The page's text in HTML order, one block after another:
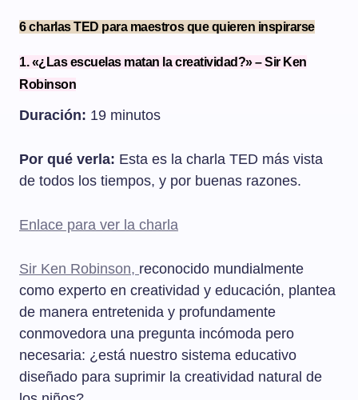
6 charlas TED para maestros que quieren inspirarse
1. «¿Las escuelas matan la creatividad?» – Sir Ken
Robinson
Duración: 19 minutos
Por qué verla: Esta es la charla TED más vista
de todos los tiempos, y por buenas razones.
Enlace para ver la charla
Sir Ken Robinson, reconocido mundialmente
como experto en creatividad y educación, plantea
de manera entretenida y profundamente
conmovedora una pregunta incómoda pero
necesaria: ¿está nuestro sistema educativo
diseñado para suprimir la creatividad natural de